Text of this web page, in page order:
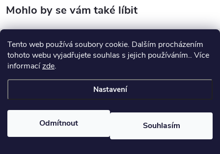
Tento web používá soubory cookie. Dalším procházením
tohoto webu vyjadřujete souhlas s jejich používáním.. Více
informacízde.
Nastavení
Odmítnout Souhlasím
Výprodej